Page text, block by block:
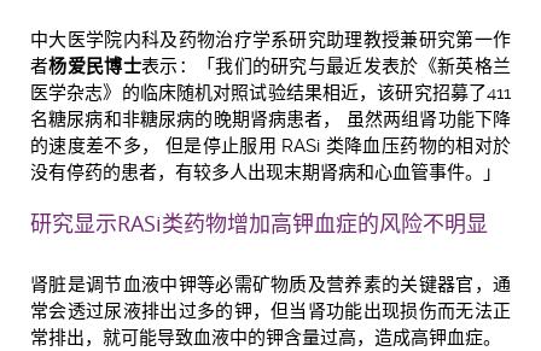
中大医学院内科及药物治疗学系研究助理教授兼研究第一作
者杨爱民博士表示：「我们的研究与最近发表於《新英格兰
医学杂志》的临床随机对照试验结果相近，该研究招募了411
名糖尿病和非糖尿病的晚期肾病患者， 虽然两组肾功能下降
的速度差不多， 但是停止服用 RASi 类降血压药物的相对於
没有停药的患者，有较多人出现末期肾病和心血管事件。」
研究显示RASi类药物增加高钾血症的风险不明显
肾脏是调节血液中钾等必需矿物质及营养素的关键器官，通
常会透过尿液排出过多的钾，但当肾功能出现损伤而无法正
常排出，就可能导致血液中的钾含量过高，造成高钾血症。